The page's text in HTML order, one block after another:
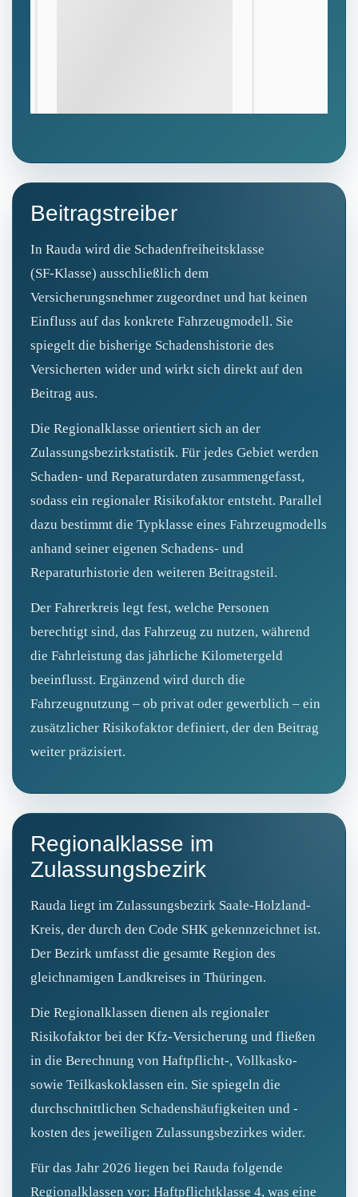
Beitragstreiber
In Rauda wird die Schadenfreiheitsklasse
(SF‑Klasse) ausschließlich dem
Versicherungsnehmer zugeordnet und hat keinen
Einfluss auf das konkrete Fahrzeugmodell. Sie
spiegelt die bisherige Schadenshistorie des
Versicherten wider und wirkt sich direkt auf den
Beitrag aus.
Die Regionalklasse orientiert sich an der
Zulassungsbezirkstatistik. Für jedes Gebiet werden
Schaden- und Reparaturdaten zusammengefasst,
sodass ein regionaler Risikofaktor entsteht. Parallel
dazu bestimmt die Typklasse eines Fahrzeugmodells
anhand seiner eigenen Schadens‑ und
Reparaturhistorie den weiteren Beitragsteil.
Der Fahrerkreis legt fest, welche Personen
berechtigt sind, das Fahrzeug zu nutzen, während
die Fahrleistung das jährliche Kilometergeld
beeinflusst. Ergänzend wird durch die
Fahrzeugnutzung – ob privat oder gewerblich – ein
zusätzlicher Risikofaktor definiert, der den Beitrag
weiter präzisiert.
Regionalklasse im
Zulassungsbezirk
Rauda liegt im Zulassungsbezirk Saale-Holzland-
Kreis, der durch den Code SHK gekennzeichnet ist.
Der Bezirk umfasst die gesamte Region des
gleichnamigen Landkreises in Thüringen.
Die Regionalklassen dienen als regionaler
Risikofaktor bei der Kfz-Versicherung und fließen
in die Berechnung von Haftpflicht-, Vollkasko-
sowie Teilkaskoklassen ein. Sie spiegeln die
durchschnittlichen Schadenshäufigkeiten und -
kosten des jeweiligen Zulassungsbezirkes wider.
Für das Jahr 2026 liegen bei Rauda folgende
Regionalklassen vor: Haftpflichtklasse 4, was eine